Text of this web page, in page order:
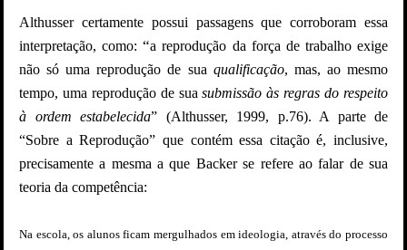
Althusser certamente possui passagens que corroboram essa
interpretação, como:“a reprodução da força de trabalho exige
não só uma reprodução de sua qualificação, mas, ao mesmo
tempo, uma reprodução de suasubmissão às regras do respeito
à ordem estabelecida” (Althusser, 1999, p.76). A parte de
“Sobre a Reprodução” que contém essa citação é, inclusive,
precisamente a mesma a que Backer se refere ao falar de sua
teoria da competência:
Na escola, os alunos ficam mergulhados em ideologia, através do processo